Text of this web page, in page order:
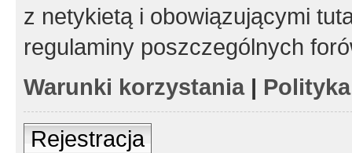
z netykietą i obowiązującymi
regulaminy poszczególnych
Warunki korzystania|
Rejestracja